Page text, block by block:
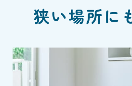
狭い場所に